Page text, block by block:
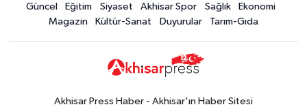
15:02Akhisar'da sıcak hava etkisini
sürdürüyor! İşte 5 günlük hava
durumu
Güncel
14:53
yükselişle başladı! İşte 3 Ağustos
Güncel Eğitim Siyaset Akhisar Spor Sağlık
Ekonomi
Magazin
Kültür-Sanat Duyurular Tarım-Gıda
Akhisar Press Haber - Akhisar'ın Haber Sitesi